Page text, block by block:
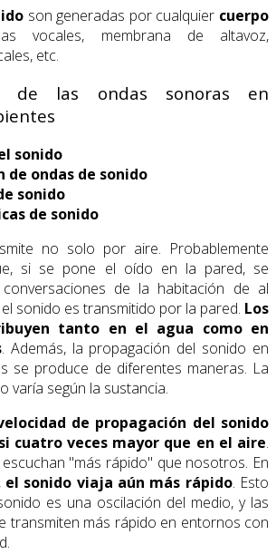
son generadas por cualquier cuerpo
vocales, membrana de altavoz,
etc.
de las ondas sonoras en
sonido
de ondas de sonido
sonido
de sonido
no solo por aire. Probablemente
si se pone el oído en la pared, se
de la habitación de al
sonido es transmitido por la pared. Los
tanto en el agua como en
. Además, la propagación del sonido en
se produce de diferentes maneras. La
varía según la sustancia.
de propagación del sonido
cuatro veces mayor que en el aire.
"más rápido" que nosotros. En
el sonido viaja aún más rápido. Esto
es una oscilación del medio, y las
transmiten más rápido en entornos con